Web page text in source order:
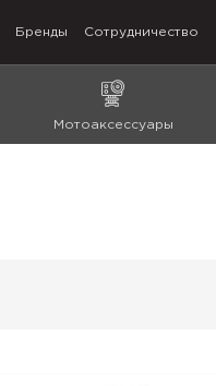
Бренды Сотрудничество
Мотоаксессуары